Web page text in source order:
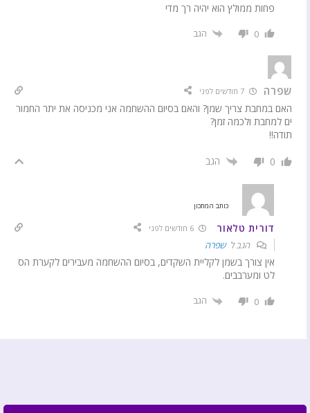
פחות ממולץ הוא יהיה רך מדי
0 הגב
שפרה
האם במחבת צריך שמן? והאם בסיום ההשחמה אני מכניסה את יתר החמור
ים למחבת ולכמה זמן?
תודה!!
0 הגב
כותב המתכון
דורית טלאור
הגב לשפרה
אין צורך בשמן לקליית השקדים, בסיום ההשחמה מעבירים לקערת הס
לט ומערבבים.
0 הגב